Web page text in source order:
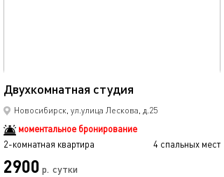
Двухкомнатная студия
Новосибирск, ул.улица Лескова, д.25
моментальное бронирование
2-комнатная квартира
4 спальных мест
2900 р. сутки